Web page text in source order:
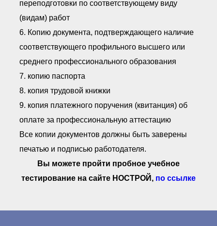
переподготовки по соответствующему виду
(видам) работ
6. Копию документа, подтверждающего наличие
соответствующего профильного высшего или
среднего профессионального образования
7. копию паспорта
8. копия трудовой книжки
9. копия платежного поручения (квитанция) об
оплате за профессиональную аттестацию
Все копии документов должны быть заверены
печатью и подписью работодателя.
Вы можете пройти пробное учебное
тестирование на сайте НОСТРОЙ, по ссылке